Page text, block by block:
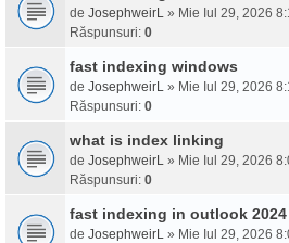
de JosephweirL » Mie Iul 29, 2026
Răspunsuri: 0
fast indexing windows
de JosephweirL » Mie Iul 29, 2026
Răspunsuri: 0
what is index linking
de JosephweirL » Mie Iul 29, 2026
Răspunsuri: 0
fast indexing in outlook 2024
de JosephweirL » Mie Iul 29, 2026